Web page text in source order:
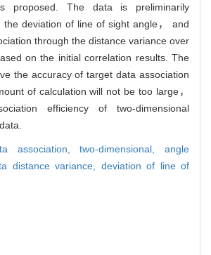
proposed. The data is preliminarily
the deviation of line of sight angle， and
through the distance variance over
on the initial correlation results. The
the accuracy of target data association
of calculation will not be too large，
efficiency of two-dimensional
association,two-dimensional,angle
distance variance, deviation of line of